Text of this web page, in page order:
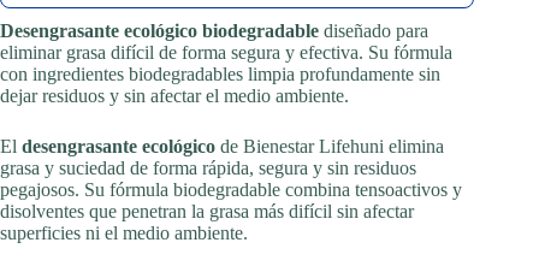
Desengrasante ecológico biodegradable diseñado para
eliminar grasa difícil de forma segura y efectiva. Su fórmula
con ingredientes biodegradables limpia profundamente sin
dejar residuos y sin afectar el medio ambiente.
El desengrasante ecológico de Bienestar Lifehuni elimina
grasa y suciedad de forma rápida, segura y sin residuos
pegajosos. Su fórmula biodegradable combina tensoactivos y
disolventes que penetran la grasa más difícil sin afectar
superficies ni el medio ambiente.